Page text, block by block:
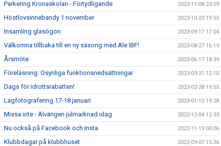
Parkering Kronaskolan - Förtydligande 2023-11-08 23:09
Höstlovsinnebandy 1 november 2023-10-23 19:55
Insamling glasögon 2023-09-17 17:04
Välkomna tillbaka till en ny säsong med Ale IBF! 2023-08-27 16:19
Årsmöte 2023-06-17 18:39
Föreläsning: Osynliga funktionsnedsättningar 2023-03-31 12:10
Dags för idrottsrabatten! 2023-02-28 19:55
Lagfotografering 17-18 januari 2023-01-10 19:28
Missa inte - Älvängen julmarknad idag 2022-12-04 12:33
Nu också på Facebook och Insta 2022-11-19 00:06
Klubbdagar på klubbhuset 2022-09-07 15:36